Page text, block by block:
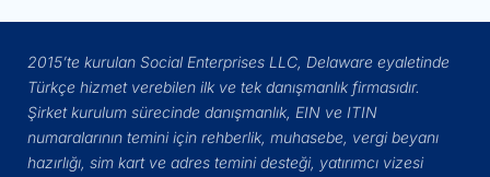
2015’te kurulan Social Enterprises LLC, Delaware eyaletinde
Türkçe hizmet verebilen ilk ve tek danışmanlık firmasıdır.
Şirket kurulum sürecinde danışmanlık, EIN ve ITIN
numaralarının temini için rehberlik, muhasebe, vergi beyanı
hazırlığı, sim kart ve adres temini desteği, yatırımcı vizesi